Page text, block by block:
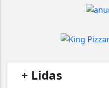
+ Lidas